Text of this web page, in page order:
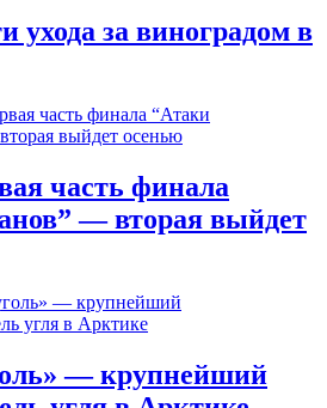
ухода за виноградом в
часть финала
— вторая выйдет
— крупнейший